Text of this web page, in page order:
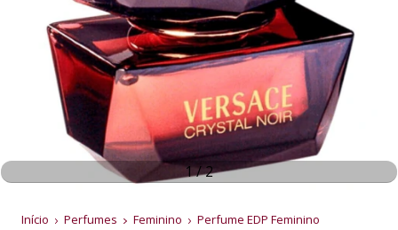
1/2
Início Perfumes Feminino Perfume EDP Feminino